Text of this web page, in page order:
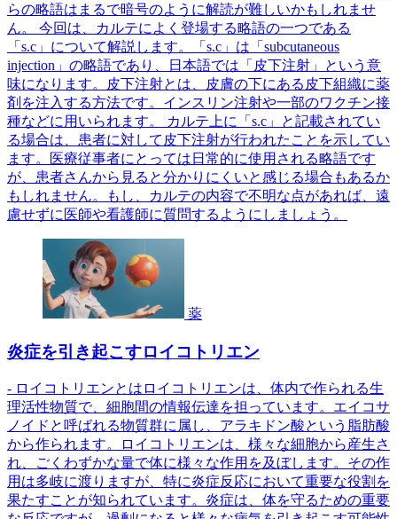
らの略語はまるで暗号のように解読が難しいかもしれませ
ん。 今回は、カルテによく登場する略語の一つである
「s.c」について解説します。「s.c」は「subcutaneous
injection」の略語であり、日本語では「皮下注射」という意
味になります。皮下注射とは、皮膚の下にある皮下組織に薬
剤を注入する方法です。インスリン注射や一部のワクチン接
種などに用いられます。 カルテ上に「s.c」と記載されてい
る場合は、患者に対して皮下注射が行われたことを示してい
ます。医療従事者にとっては日常的に使用される略語です
が、患者さんから見ると分かりにくいと感じる場合もあるか
もしれません。もし、カルテの内容で不明な点があれば、遠
慮せずに医師や看護師に質問するようにしましょう。
薬
炎症を引き起こすロイコトリエン
- ロイコトリエンとはロイコトリエンは、体内で作られる生
理活性物質で、細胞間の情報伝達を担っています。エイコサ
ノイドと呼ばれる物質群に属し、アラキドン酸という脂肪酸
から作られます。ロイコトリエンは、様々な細胞から産生さ
れ、ごくわずかな量で体に様々な作用を及ぼします。その作
用は多岐に渡りますが、特に炎症反応において重要な役割を
果たすことが知られています。炎症は、体を守るための重要